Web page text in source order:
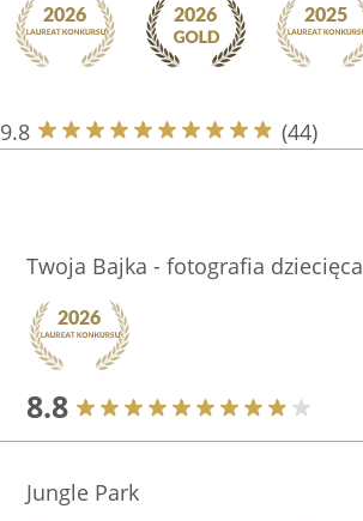
9.8 (44)
Twoja Bajka - fotografia dziecięca
8.8
Jungle Park